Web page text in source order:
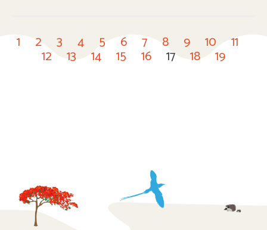
1 2 3 4 5 6 7 8 9 10 11
12 13 14 15 16 17 18 19